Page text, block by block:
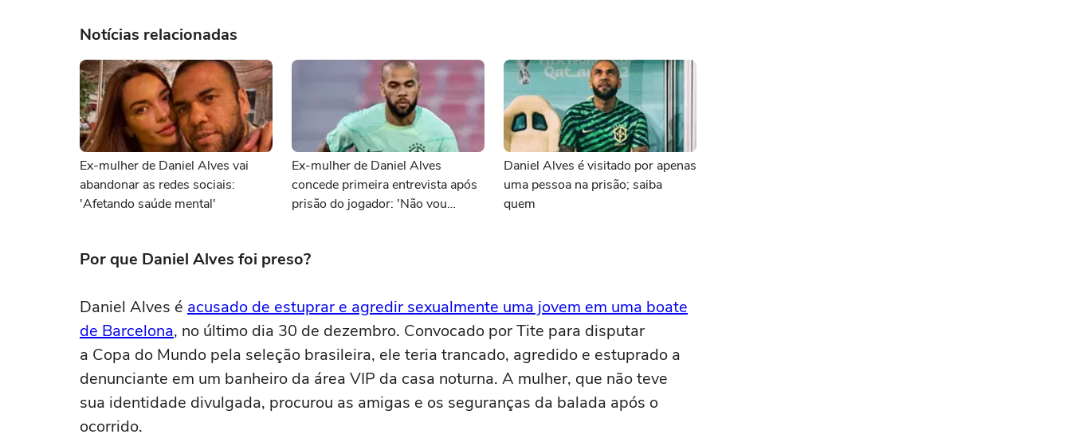
Notícias relacionadas
Ex-mulher de Daniel Alves vai
abandonar as redes sociais:
'Afetando saúde mental'
Ex-mulher de Daniel Alves
concede primeira entrevista após
prisão do jogador: 'Não vou
Daniel Alves é visitado por apenas
uma pessoa na prisão; saiba
quem
Por que Daniel Alves foi preso?
Daniel Alves é acusado de estuprar e agredir sexualmente uma jovem em uma boate
de Barcelona, no último dia 30 de dezembro. Convocado por Tite para disputar
a Copa do Mundo pela seleção brasileira, ele teria trancado, agredido e estuprado a
denunciante em um banheiro da área VIP da casa noturna. A mulher, que não teve
sua identidade divulgada, procurou as amigas e os seguranças da balada após o
ocorrido.